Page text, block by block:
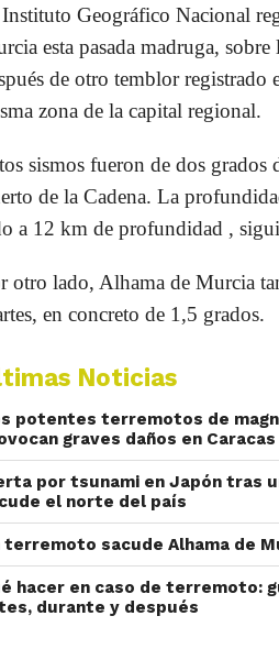
Geográfico Nacional
esta pasada madruga,
de otro temblor registrado
zona de la capital regional.
sismos fueron de dos grados
de la Cadena. La
a 12 km de profundidad ,
otro lado, Alhama de Murcia
en concreto de 1,5 grados.
Noticias
potentes terremotos de
graves daños en Caracas
por tsunami en Japón tras
el norte del país
terremoto sacude Alhama de
hacer en caso de terremoto:
durante y después